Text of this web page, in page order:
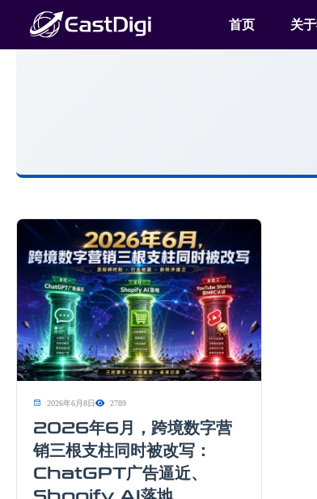
首页 关
2026年6月8日 2789
2026年6月，跨境数字营
销三根支柱同时被改写：
ChatGPT广告逼近、